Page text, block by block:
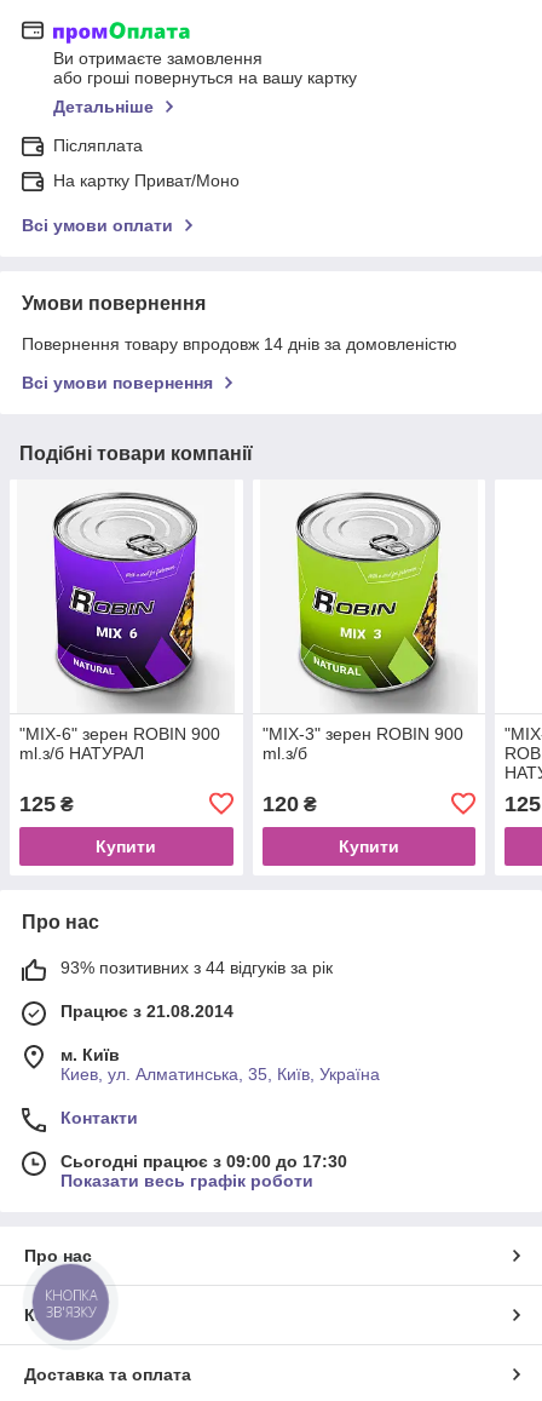
Ви отримаєте замовлення
або гроші повернуться на вашу картку
Детальніше
Післяплата
На картку Приват/Моно
Всі умови оплати
Умови повернення
Повернення товару впродовж 14 днів за домовленістю
Всі умови повернення
Подібні товари компанії
"MIX-6" зерен ROBIN 900
ml.з/б НАТУРАЛ
125 ₴
Купити
"MIX-3" зерен ROBIN 900
ml.з/б
120₴
Купити
125
Про нас
93% позитивних з 44 відгуків за рік
Працює з 21.08.2014
м. Київ
Киев, ул. Алматинська, 35, Київ, Україна
Контакти
Сьогодні працює з 09:00 до 17:30
Показати весь графік роботи
Про нас
Контакти
Доставка та оплата
КНОПКА
ЗВ'ЯЗКУ